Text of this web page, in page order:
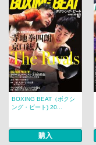
BOXING BEAT（ボクシ
ング・ビート) 20...
購入